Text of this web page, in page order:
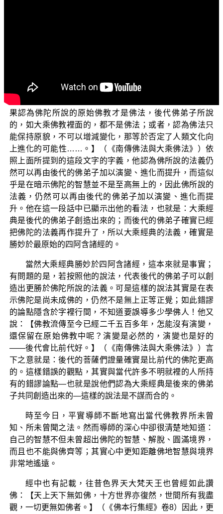
解一下，當今有些人對於這個事實與道理的一些錯誤認
知，首先有人是這樣說的：【再來，更重要的一點是：如
果認為佛陀所說的原始佛教才是佛法，後代佛弟子所說
的，如大乘佛教裡面的，都不是佛法；或者，認為佛法只
能保持原貌，不可以增減變化，那等於否定了人類文化向
上進化的可能性……。】（《南傳佛法與大乘佛法》）依
照上面所提到的這段文字的字義，他認為佛所說的法義仍
然可以再由後代的佛弟子加以演變、進化而提升，而這似
乎是在暗示佛陀的智慧並不是至高無上的，因此佛所說的
法義，仍然可以再由後代的佛弟子加以演變、進化而提
升。他在這一段話中已顯示出他的看法，也就是：大乘經
典是後代的佛弟子創造出來的；而後代的佛弟子確實已經
把佛陀的法義再作提升了，所以大乘經典的法義，確實是
勝妙於最原始的四阿含諸經的。
當然大乘經典勝妙於四阿含諸經，這本來就是事實；
有問題的是，若按照他的說法，代表後代的佛弟子可以創
造出更勝於佛陀所說的法義。可是這樣的說法其實是在表
示佛陀是尚未成佛的，仍然不是無上正等正覺；如此錯謬
的論點隱含於字裡行間，不知道要誤導多少學佛人！他又
說：【佛教流傳至今已經二千五百多年，怎能沒有演變，
還保留在原始佛教中呢？演變是必然的，演變也是好的
——後代會比前代好。】（《南傳佛法與大乘佛法》）言
下之意就是：後代的菩薩們證量確實是比前代的佛陀更高
的。這樣錯誤的觀點，其實與當代許多不明就裡的人所持
有的錯謬論點—也就是說他們認為大乘經典是後來的佛弟
子共同創造出來的—這樣的說法是不謀而合的。
時至今日，平實導師不斷地寫出當代佛教界所未曾
知、所未曾聞之法。然而導師的深心中卻很清楚地知道：
自己的智慧不但未曾超出佛陀的智慧、解脫、圓滿境界，
而且也不能與佛齊等；其實心中更知距離佛地智慧與境界
非常地遙遠。
經中也有記載，往昔色界天大梵天王也曾經如此讚
佛：【天上天下無如佛，十方世界亦復然，世間所有我盡
觀，一切更無如佛者。】（《佛本行集經》卷8）因此，更